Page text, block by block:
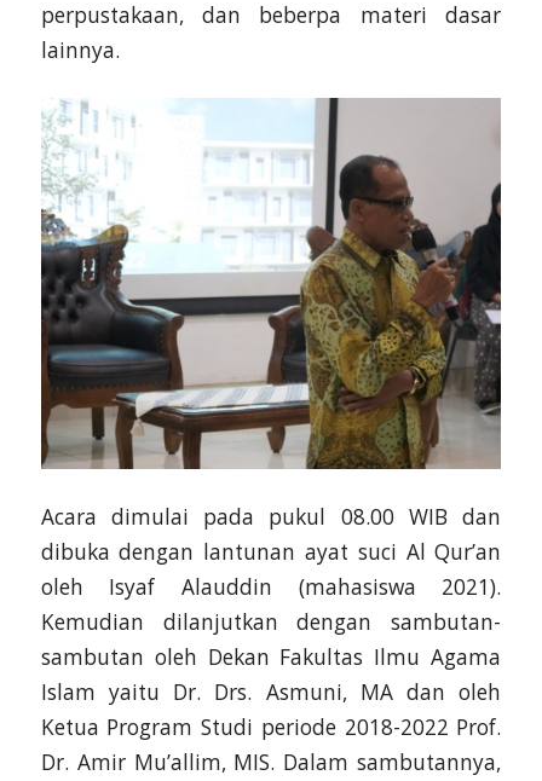
perpustakaan, dan beberpa materi dasar
lainnya.
Acara dimulai pada pukul 08.00 WIB dan
dibuka dengan lantunan ayat suci Al Qur’an
oleh Isyaf Alauddin (mahasiswa 2021).
Kemudian dilanjutkan dengan sambutan-
sambutan oleh Dekan Fakultas Ilmu Agama
Islam yaitu Dr. Drs. Asmuni, MA dan oleh
Ketua Program Studi periode 2018-2022 Prof.
Dr. Amir Mu’allim, MIS. Dalam sambutannya,